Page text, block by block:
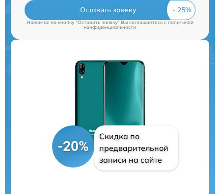
Оставить заявку
Нажимая на кнопку "Оставить заявку" Вы соглашаетесь cполитикой
конфиденциальности
-20%
Скидка по
предварительной
записи на сайте